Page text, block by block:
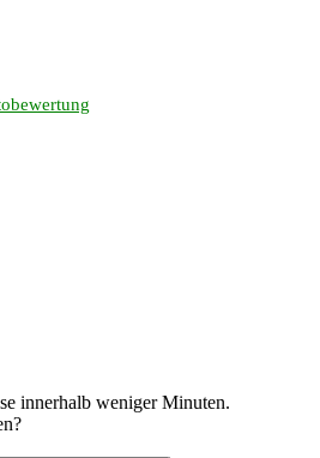
innerhalb weniger Minuten.